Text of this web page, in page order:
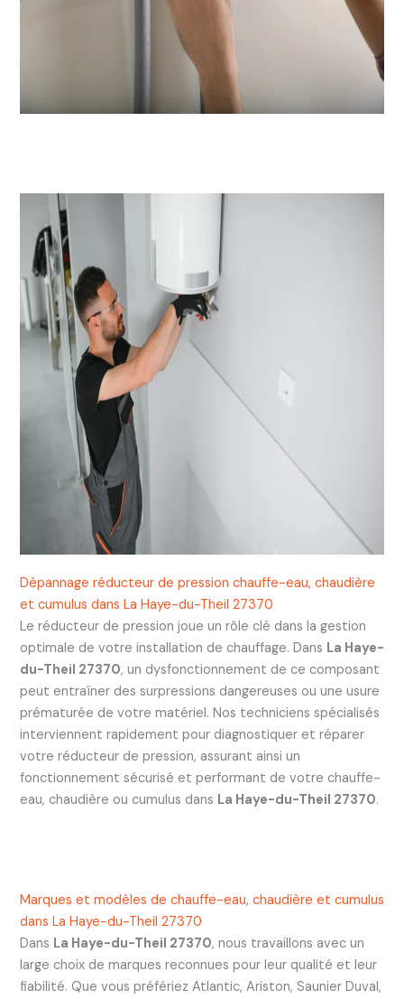
Dépannage réducteur de pression chauffe-eau, chaudière
et cumulus dans La Haye-du-Theil 27370
Le réducteur de pression joue un rôle clé dans la gestion
optimale de votre installation de chauffage. Dans La Haye-
du-Theil 27370, un dysfonctionnement de ce composant
peut entraîner des surpressions dangereuses ou une usure
prématurée de votre matériel. Nos techniciens spécialisés
interviennent rapidement pour diagnostiquer et réparer
votre réducteur de pression, assurant ainsi un
fonctionnement sécurisé et performant de votre chauffe-
eau, chaudière ou cumulus dans La Haye-du-Theil 27370.
Marques et modèles de chauffe-eau, chaudière et cumulus
dans La Haye-du-Theil 27370
Dans La Haye-du-Theil 27370, nous travaillons avec un
large choix de marques reconnues pour leur qualité et leur
fiabilité. Que vous préfériez Atlantic, Ariston, Saunier Duval,